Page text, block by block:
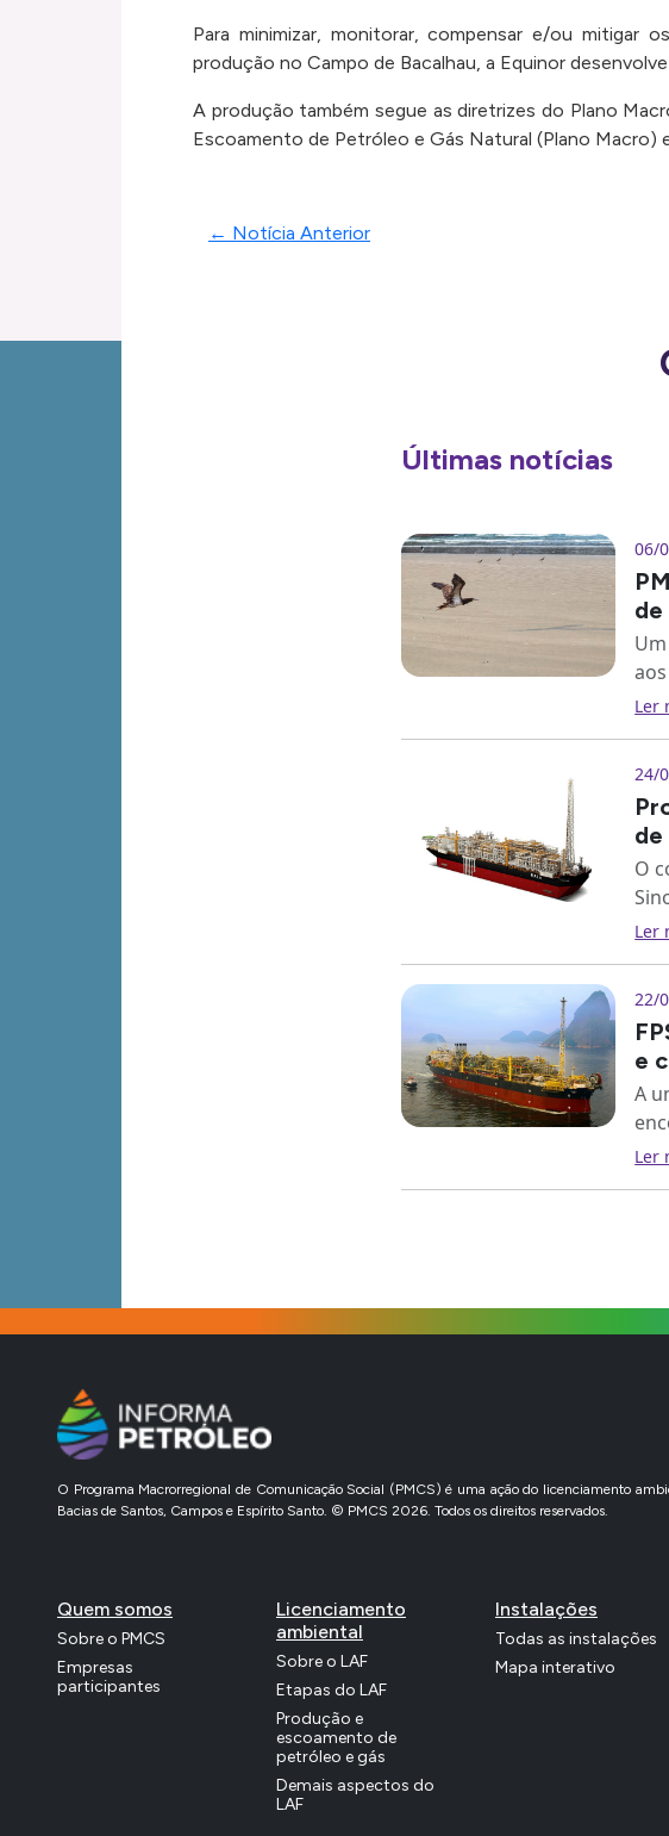
Para minimizar, monitorar, compensar e/ou
produção no Campo de Bacalhau, a Equinor
A produção também segue as diretrizes do Plano
Escoamento de Petróleo e Gás Natural (Plano Macro)
← Notícia Anterior
Últimas notícias
06/
de
Ler
24/
de
O
Ler
22/
e
A
Ler
O Programa Macrorregional de Comunicação Social (PMCS) é uma ação do licenciamento
Bacias de Santos, Campos e Espírito Santo. © PMCS 2026. Todos os direitos reservados.
Quem somos
Sobre o PMCS
Empresas
participantes
Licenciamento
ambiental
Sobre o LAF
Etapas do LAF
Produção e
escoamento de
petróleo e gás
Demais aspectos do
LAF
Instalações
Todas as instalações
Mapa interativo